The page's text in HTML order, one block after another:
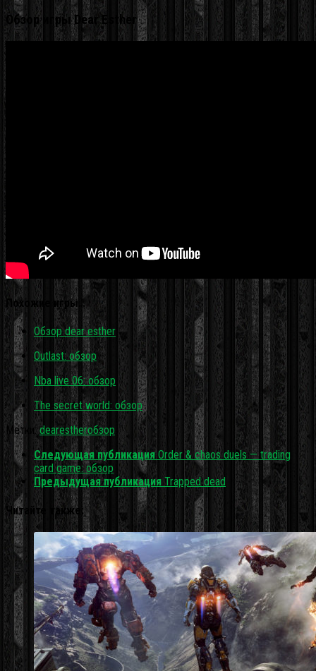
Обзор игры Dear Esther
Похожие игры…
Обзор dear esther
Outlast: обзор
Nba live 06: обзор
The secret world: обзор
Метки: dearestherобзор
Следующая публикация Order & chaos duels — trading
card game: обзор
Предыдущая публикация Trapped dead
Читайте также: